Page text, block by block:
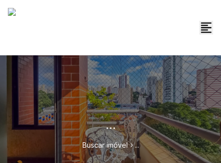
...
Buscar imóvel ...